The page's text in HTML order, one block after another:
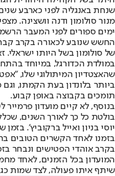
שנחת באנגליה לפני כארבע
מנור סולומון ודנה וושצינה.
ימים ספורים לפני המעבר
החשש שנובע לכאורה בקרב
של סולומון בשל היותו ישראלי.
במולדת הכדורגל, במיוחד
שהאצטדיון המיתולוגי שלו,
ביותר בלונדון בעת הקמתו,
תומכים בקבוצה באופן קבוע.
בנוסף, לא קיים מועדון פרמייר
בולטת כל כך לאורך השנים,
יוסי בניון ואייל ברקוביץ'.
בזמנו לאחד הקשרים הטובים
בקרב אוהדי הפטישים ונבחר
המועדון בכל הזמנים, לאחד
שיתף איתו פעולה, לצד שמות